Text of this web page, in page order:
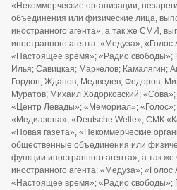
«Некоммерческие организации,
объединения или физические лица,
иностранного агента», а так же СМИ,
иностранного агента: «Медуза»;
«Настоящее время»; «Радио
Илья; Савицкая; Маркелов; Камалягин;
Гордон; Жданов; Медведев; Федоров;
Муратов; Михаил Ходорковский;
«Центр Левады»; «Мемориал»; «Голос»;
«Медиазона»; «Deutsche Welle»; СМК
«Новая газета», «Некоммерческие
общественные объединения или
функции иностранного агента», а так
иностранного агента: «Медуза»;
«Настоящее время»; «Радио